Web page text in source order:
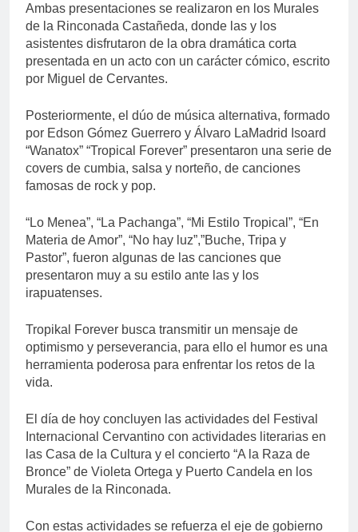
Ambas presentaciones se realizaron en los Murales
de la Rinconada Castañeda, donde las y los
asistentes disfrutaron de la obra dramática corta
presentada en un acto con un carácter cómico, escrito
por Miguel de Cervantes.
Posteriormente, el dúo de música alternativa, formado
por Edson Gómez Guerrero y Álvaro LaMadrid Isoard
“Wanatox” “Tropical Forever” presentaron una serie de
covers de cumbia, salsa y norteño, de canciones
famosas de rock y pop.
“Lo Menea”, “La Pachanga”, “Mi Estilo Tropical”, “En
Materia de Amor”, “No hay luz”,”Buche, Tripa y
Pastor”, fueron algunas de las canciones que
presentaron muy a su estilo ante las y los
irapuatenses.
Tropikal Forever busca transmitir un mensaje de
optimismo y perseverancia, para ello el humor es una
herramienta poderosa para enfrentar los retos de la
vida.
El día de hoy concluyen las actividades del Festival
Internacional Cervantino con actividades literarias en
las Casa de la Cultura y el concierto “A la Raza de
Bronce” de Violeta Ortega y Puerto Candela en los
Murales de la Rinconada.
Con estas actividades se refuerza el eje de gobierno